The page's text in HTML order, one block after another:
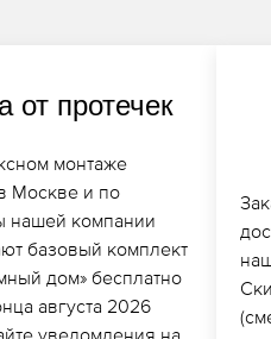
от протечек
монтаже
Москве и по
нашей компании
базовый комплект
дом» бесплатно
августа 2026
уведомления на